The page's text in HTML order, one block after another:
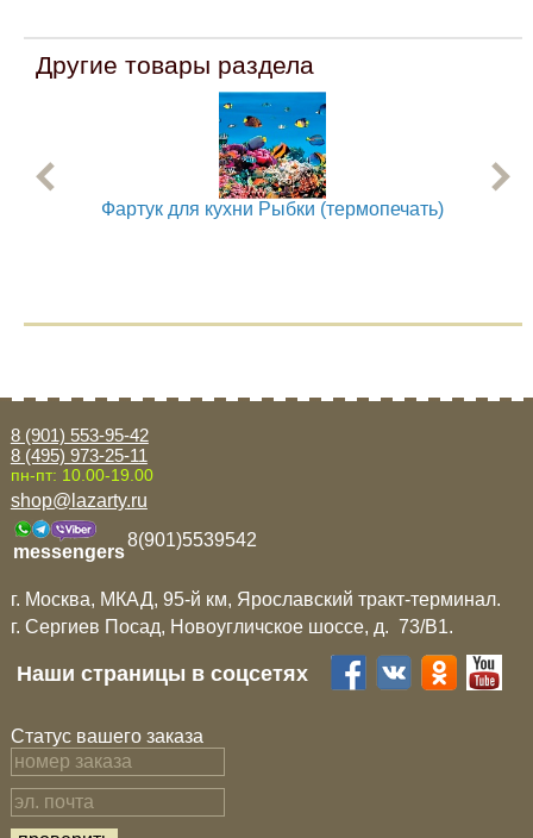
Другие товары раздела
Фартук для кухни Рыбки (термопечать)
8 (901) 553-95-42
8 (495) 973-25-11
пн-пт: 10.00-19.00
shop@lazarty.ru
messengers
8(901)5539542
г. Москва, МКАД, 95-й км, Ярославский тракт-терминал.
г. Сергиев Посад, Новоугличское шоссе, д. 73/B1.
Наши страницы в соцсетях
Статус вашего заказа